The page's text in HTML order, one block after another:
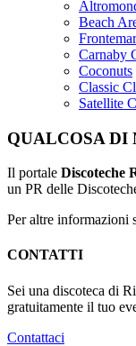
Beach
Carnaby
Coconuts
Classic
Satellite
QUALCOSA DI
Il portale Discoteche
un PR delle
Per altre informazioni
CONTATTI
Sei una discoteca di
gratuitamente il tuo
Contattaci